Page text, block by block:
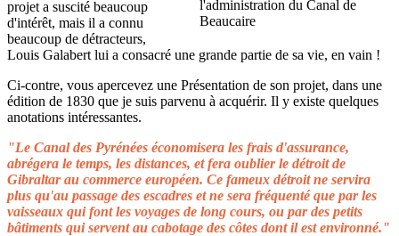
projet a suscité beaucoup
d'intérêt, mais il a connu
beaucoup de détracteurs,
Louis Galabert lui a consacré une grande partie de sa vie, en vain !
Ci-contre, vous apercevez une Présentation de son projet, dans une
édition de 1830 que je suis parvenu à acquérir. Il y existe quelques
anotations intéressantes.
"Le Canal des Pyrénées économisera les frais d'assurance,
abrégera le temps, les distances, et fera oublier le détroit de
Gibraltar au commerce européen. Ce fameux détroit ne servira
plus qu'au passage des escadres et ne sera fréquenté que par les
vaisseaux qui font les voyages de long cours, ou par des petits
bâtiments qui servent au cabotage des côtes dont il est environné."